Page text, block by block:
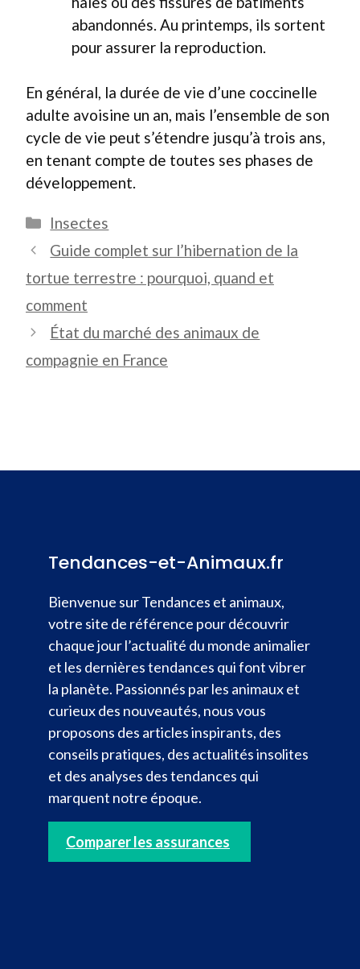
abandonnés. Au printemps, ils sortent
pour assurer la reproduction.
En général, la durée de vie d’une coccinelle
adulte avoisine un an, mais l’ensemble de son
cycle de vie peut s’étendre jusqu’à trois ans,
en tenant compte de toutes ses phases de
développement.
Catégories
Insectes
Guide complet sur l’hibernation de la
tortue terrestre : pourquoi, quand et
comment
État du marché des animaux de
compagnie en France
Tendances-et-Animaux.fr
Bienvenue sur Tendances et animaux,
votre site de référence pour découvrir
chaque jour l’actualité du monde animalier
et les dernières tendances qui font vibrer
la planète. Passionnés par les animaux et
curieux des nouveautés, nous vous
proposons des articles inspirants, des
conseils pratiques, des actualités insolites
et des analyses des tendances qui
marquent notre époque.
Comparer les assurances